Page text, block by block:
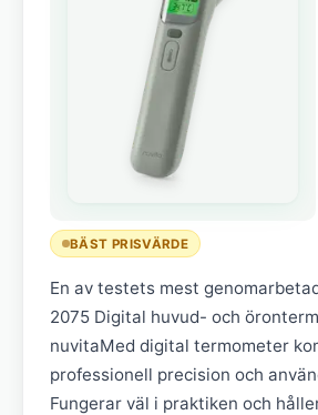
BÄST PRISVÄRDE
En av testets mest
2075 Digital huvud- och
nuvitaMed digital termometer
professionell precision och
Fungerar väl i praktiken och